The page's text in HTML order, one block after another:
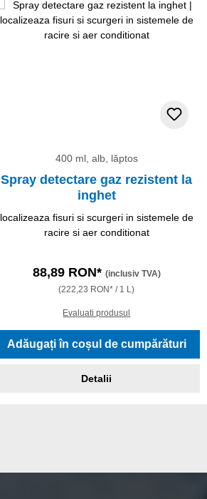
400 ml, alb, lăptos
Spray detectare gaz rezistent la
inghet
localizeaza fisuri si scurgeri in sistemele de
racire si aer conditionat
88,89 RON* (inclusiv TVA)
(222,23 RON* / 1 L)
Evaluati produsul
Adăugați în coșul de cumpărături
Detalii